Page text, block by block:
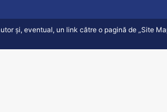
și, eventual, un link către o pagină de „Site